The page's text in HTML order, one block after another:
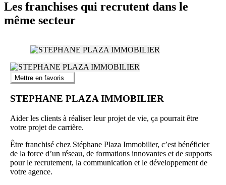
Les franchises qui recrutent dans le
même secteur
Mettre en favoris
STEPHANE PLAZA IMMOBILIER
Aider les clients à réaliser leur projet de vie, ça pourrait être
votre projet de carrière.
Être franchisé chez Stéphane Plaza Immobilier, c’est bénéficier
de la force d’un réseau, de formations innovantes et de supports
pour le recrutement, la communication et le développement de
votre agence.